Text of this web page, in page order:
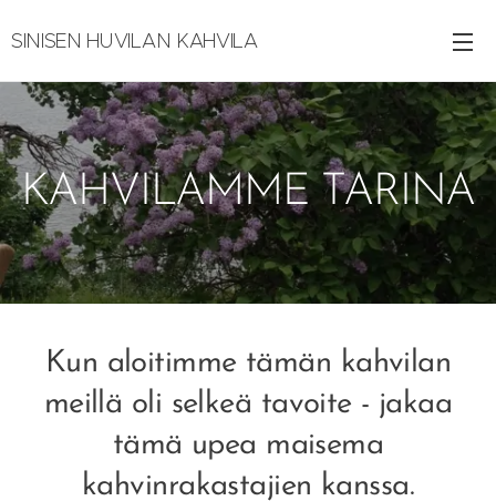
SINISEN HUVILAN KAHVILA
KAHVILAMME TARINA
Kun aloitimme tämän kahvilan
meillä oli selkeä tavoite - jakaa
tämä upea maisema
kahvinrakastajien kanssa.